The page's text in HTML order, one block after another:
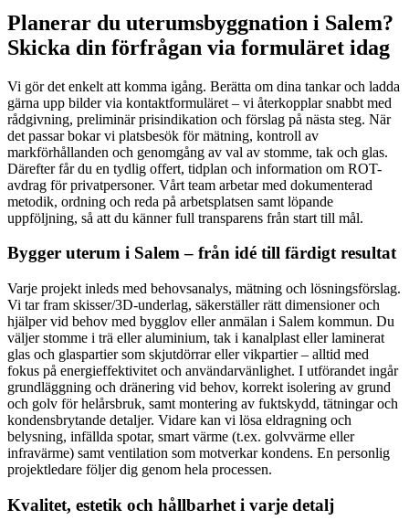
Planerar du uterumsbyggnation i Salem?
Skicka din förfrågan via formuläret idag
Vi gör det enkelt att komma igång. Berätta om dina tankar och ladda
gärna upp bilder via kontaktformuläret – vi återkopplar snabbt med
rådgivning, preliminär prisindikation och förslag på nästa steg. När
det passar bokar vi platsbesök för mätning, kontroll av
markförhållanden och genomgång av val av stomme, tak och glas.
Därefter får du en tydlig offert, tidplan och information om ROT-
avdrag för privatpersoner. Vårt team arbetar med dokumenterad
metodik, ordning och reda på arbetsplatsen samt löpande
uppföljning, så att du känner full transparens från start till mål.
Bygger uterum i Salem – från idé till färdigt resultat
Varje projekt inleds med behovsanalys, mätning och lösningsförslag.
Vi tar fram skisser/3D-underlag, säkerställer rätt dimensioner och
hjälper vid behov med bygglov eller anmälan i Salem kommun. Du
väljer stomme i trä eller aluminium, tak i kanalplast eller laminerat
glas och glaspartier som skjutdörrar eller vikpartier – alltid med
fokus på energieffektivitet och användarvänlighet. I utförandet ingår
grundläggning och dränering vid behov, korrekt isolering av grund
och golv för helårsbruk, samt montering av fuktskydd, tätningar och
kondensbrytande detaljer. Vidare kan vi lösa eldragning och
belysning, infällda spotar, smart värme (t.ex. golvvärme eller
infravärme) samt ventilation som motverkar kondens. En personlig
projektledare följer dig genom hela processen.
Kvalitet, estetik och hållbarhet i varje detalj